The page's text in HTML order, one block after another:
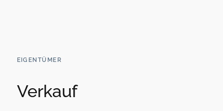
EIGENTÜMER
Verkauf